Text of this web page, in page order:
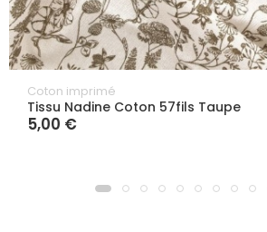
Coton imprimé
Tissu Nadine Coton 57fils Taupe
5,00 €